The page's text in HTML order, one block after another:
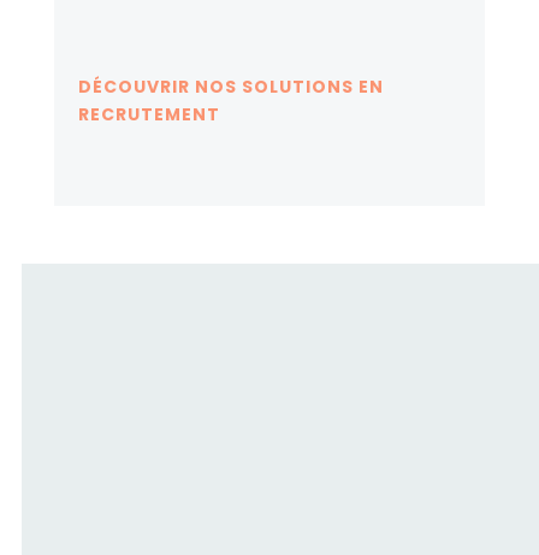
DÉCOUVRIR NOS SOLUTIONS EN
RECRUTEMENT